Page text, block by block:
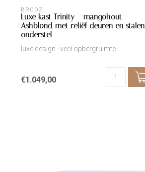
BROOZ
Luxe kast Trinity – mangohout
Ashblond met reliëf deuren en stalen
onderstel
luxe design · veel opbergruimte
€1.049,00